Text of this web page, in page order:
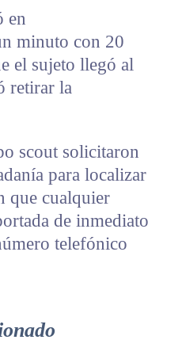
en
minuto con 20
el sujeto llegó al
retirar la
scout solicitaron
para localizar
que cualquier
de inmediato
telefónico